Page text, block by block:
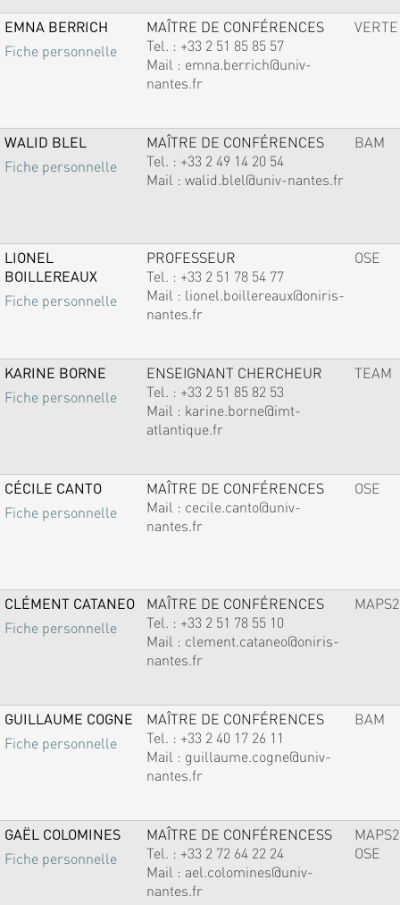
EMNA BERRICH
Fiche personnelle
MAÎTRE DE CONFÉRENCES
Tel. : +33 2 51 85 85 57
Mail : emna.berrich@univ-
nantes.fr
VERTE
WALID BLEL
Fiche personnelle
MAÎTRE DE CONFÉRENCES
Tel. : +33 2 49 14 20 54
Mail : walid.blel@univ-nantes.fr
BAM
LIONEL
BOILLEREAUX
Fiche personnelle
PROFESSEUR
Tel. : +33 2 51 78 54 77
Mail : lionel.boillereaux@oniris-
nantes.fr
OSE
KARINE BORNE
Fiche personnelle
ENSEIGNANT CHERCHEUR
Tel. : +33 2 51 85 82 53
Mail : karine.borne@imt-
atlantique.fr
TEAM
CÉCILE CANTO
Fiche personnelle
MAÎTRE DE CONFÉRENCES
Mail : cecile.canto@univ-
nantes.fr
OSE
CLÉMENT CATANEO
Fiche personnelle
MAÎTRE DE CONFÉRENCES
Tel. : +33 2 51 78 55 10
Mail : clement.cataneo@oniris-
nantes.fr
MAPS2
GUILLAUME COGNE
Fiche personnelle
MAÎTRE DE CONFÉRENCES
Tel. : +33 2 40 17 26 11
Mail : guillaume.cogne@univ-
nantes.fr
BAM
GAËL COLOMINES
Fiche personnelle
MAÎTRE DE CONFÉRENCESS
Tel. : +33 2 72 64 22 24
Mail : ael.colomines@univ-
nantes.fr
MAPS2
OSE